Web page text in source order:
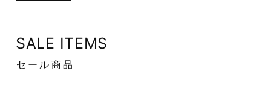
SALE ITEMS
セール商品